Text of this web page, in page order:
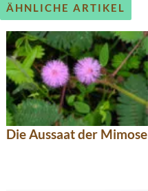
ÄHNLICHE ARTIKEL
Die Aussaat der Mimose